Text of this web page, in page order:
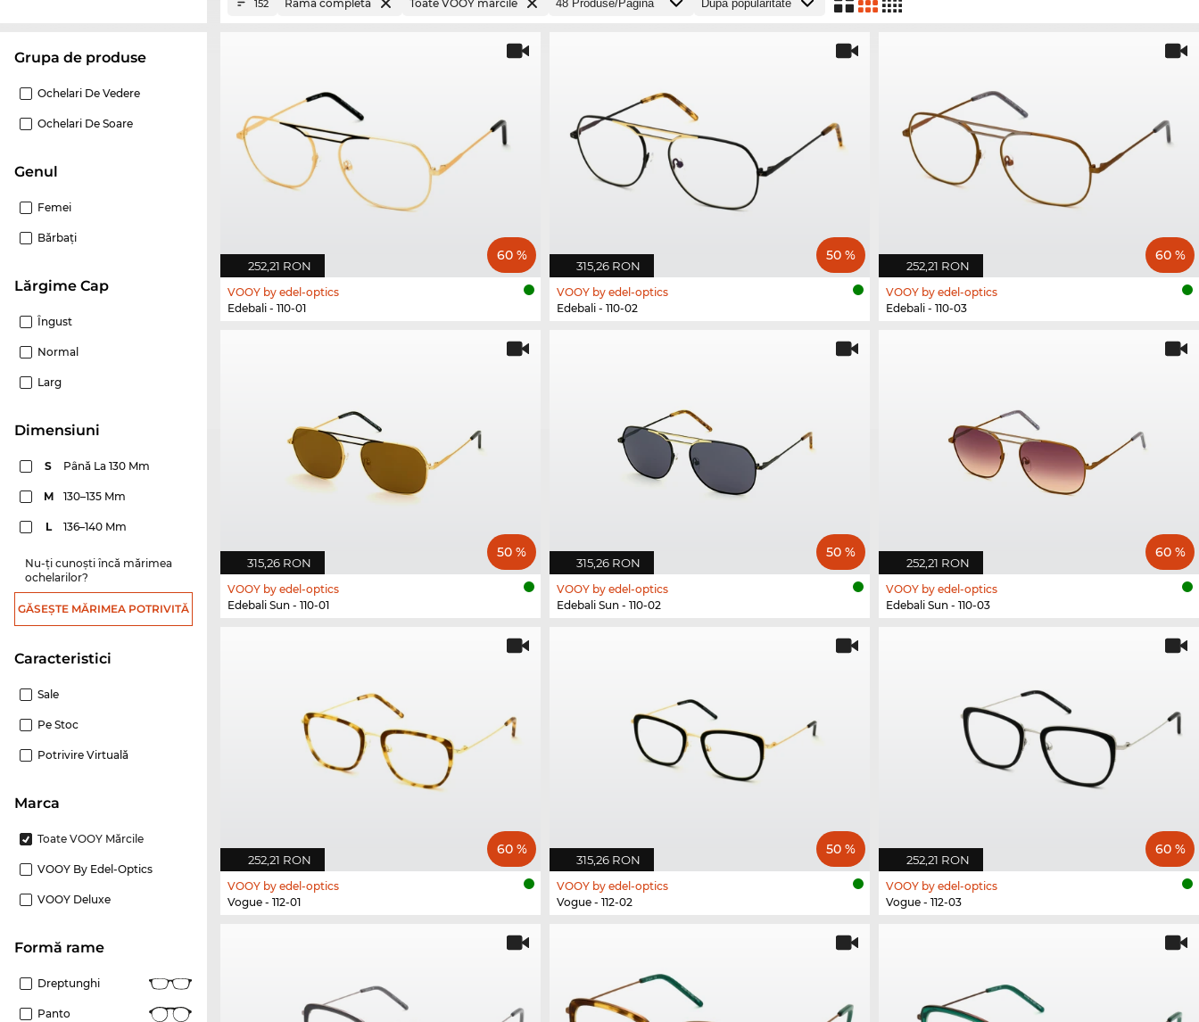
Grupa de produse
Ochelari De Vedere
Ochelari De Soare
Genul
Femei
Bărbaţi
Lărgime Cap
Îngust
Normal
Larg
dimensiuni
S Până La 130 Mm
M 130–135 Mm
L 136–140 Mm
Nu-ți cunoști încă mărimea
ochelarilor?
GĂSEȘTE MĂRIMEA POTRIVITĂ
Caracteristici
Sale
Pe Stoc
Potrivire Virtuală
marca
Toate VOOY Mărcile
VOOY By Edel-Optics
VOOY Deluxe
Formă rame
Dreptunghi
Panto
152 Ramă completă Toate VOOY mărcile
252,21 RON
60 %
VOOY by edel-optics
Edebali - 110-01
315,26 RON
50 %
VOOY by edel-optics
Edebali - 110-02
252,21 RON
60 %
VOOY by edel-optics
Edebali - 110-03
315,26 RON
50 %
VOOY by edel-optics
Edebali Sun - 110-01
315,26 RON
50 %
VOOY by edel-optics
Edebali Sun - 110-02
252,21 RON
60 %
VOOY by edel-optics
Edebali Sun - 110-03
252,21 RON
60 %
VOOY by edel-optics
Vogue - 112-01
315,26 RON
50 %
VOOY by edel-optics
Vogue - 112-02
252,21 RON
60 %
VOOY by edel-optics
Vogue - 112-03